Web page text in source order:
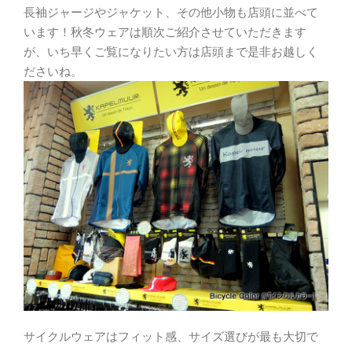
長袖ジャージやジャケット、その他小物も店頭に並べて
います！秋冬ウェアは順次ご紹介させていただきます
が、いち早くご覧になりたい方は店頭まで是非お越しく
ださいね。
サイクルウェアはフィット感、サイズ選びが最も大切で